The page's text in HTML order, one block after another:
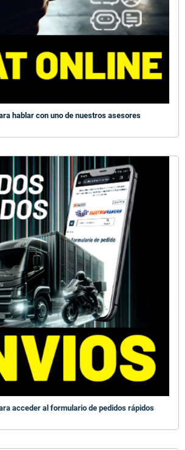
hablar con uno de nuestros asesores
acceder al formulario de pedidos rápidos